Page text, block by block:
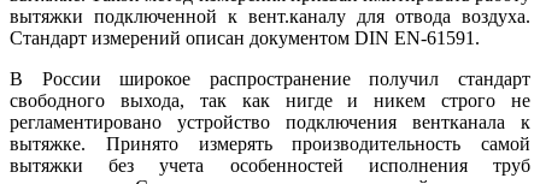
вытяжки подключенной к вент.каналу для отвода воздуха.
Стандарт измерений описан документом DIN EN-61591.
В России широкое распространение получил стандарт
свободного выхода, так как нигде и никем строго не
регламентировано устройство подключения вентканала к
вытяжке. Принято измерять производительность самой
вытяжки без учета особенностей исполнения труб